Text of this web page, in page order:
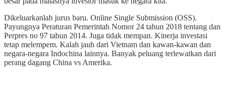
Dikeluarkanlah jurus baru. Online Single Submission (OSS).
Payungnya Peraturan Pemerintah Nomor 24 tahun 2018 tentang dan
Perpres no 97 tahun 2014. Juga tidak mempan. Kinerja investasi
tetap melempem. Kalah jauh dari Vietnam dan kawan-kawan dan
negara-negara Indochina lainnya. Banyak peluang terlewatkan dari
perang dagang China vs Amerika.